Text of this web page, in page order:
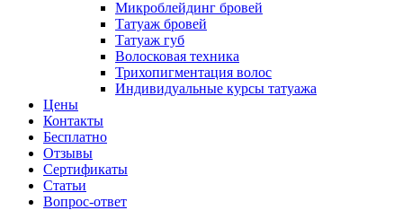
Микроблейдинг бровей
Татуаж бровей
Татуаж губ
Волосковая техника
Трихопигментация волос
Индивидуальные курсы татуажа
Цены
Контакты
Бесплатно
Отзывы
Сертификаты
Статьи
Вопрос-ответ